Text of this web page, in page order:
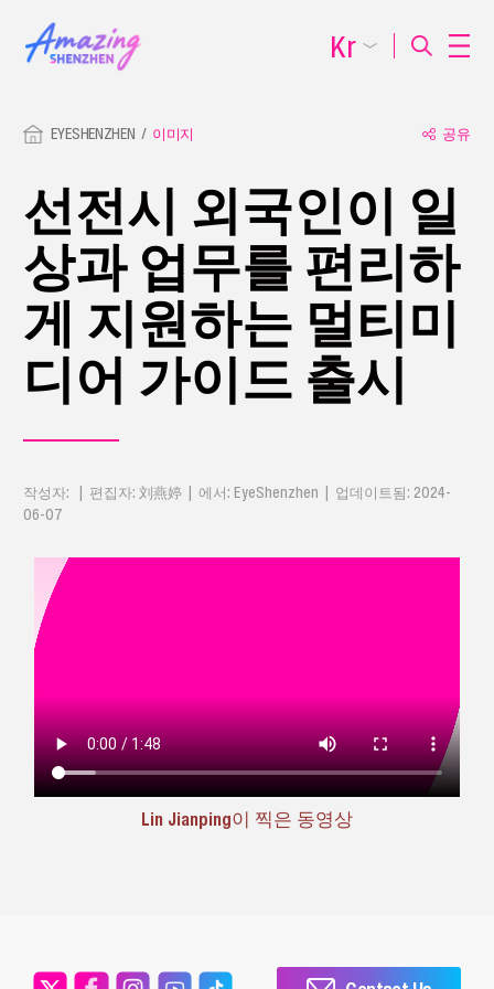
EYESHENZHEN 이미지 공유
선전시 외국인이 일
상과 업무를 편리하
게 지원하는 멀티미
디어 가이드 출시
작성자: | 편집자: 刘燕婷 | 에서: EyeShenzhen | 업데이트됨: 2024-
06-07
Lin Jianping이 찍은 동영상
Kr